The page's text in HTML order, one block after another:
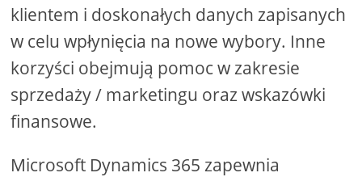
klientem i doskonałych danych zapisanych
w celu wpłynięcia na nowe wybory. Inne
korzyści obejmują pomoc w zakresie
sprzedaży / marketingu oraz wskazówki
finansowe.
Microsoft Dynamics 365 zapewnia